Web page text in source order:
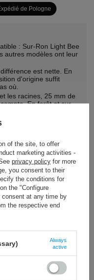
de Pologne
: Sur-Ron Light Bee
autres modèles ont leur
est nette. En
d'origine suffit
où.
les racines, 25 mm de
En forêt et sur
kit n'en contient pas. Si
pieds 96 CNC en
de la moto ?
à hauteur d'origine.
En terrain très
; sinon aucune
et droit plus la
of the site, to offer
marketing activities -
privacy policy for more
you consent to their
the conditions for
the "Configure
consent at any time by
the respective end
Always
active